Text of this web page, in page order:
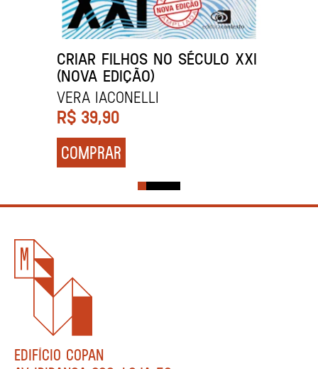
CRIAR FILHOS NO SÉCULO XXI
(NOVA EDIÇÃO)
Vera Iaconelli
R$ 39,90
COMPRAR
EDIFÍCIO COPAN